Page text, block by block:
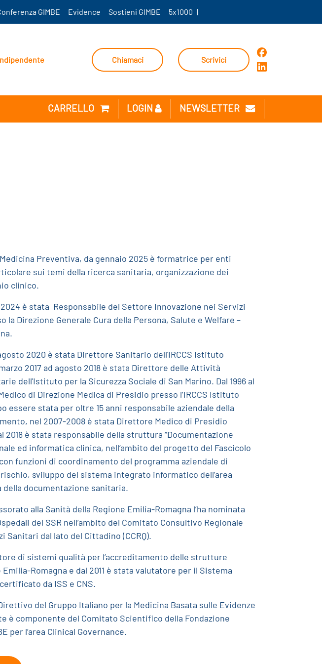
GIMBE Evidence Sostieni GIMBE 5x1000 |
Chiamaci Scrivici
CARRELLO LOGIN NEWSLETTER
Preventiva, da gennaio 2025 è formatrice per enti
sui temi della ricerca sanitaria, organizzazione dei
clinico.
2024 è stata Responsabile del Settore Innovazione nei Servizi
la Direzione Generale Cura della Persona, Salute e Welfare –
2020 è stata Direttore Sanitario dell'IRCCS Istituto
2017 ad agosto 2018 è stata Direttore delle Attività
dell'Istituto per la Sicurezza Sociale di San Marino. Dal 1996 al
di Direzione Medica di Presidio presso l’IRCCS Istituto
essere stata per oltre 15 anni responsabile aziendale della
nel 2007-2008 è stata Direttore Medico di Presidio
2018 è stata responsabile della struttura “Documentazione
ed informatica clinica, nell’ambito del progetto del Fascicolo
funzioni di coordinamento del programma aziendale di
sviluppo del sistema integrato informatico dell’area
della documentazione sanitaria.
alla Sanità della Regione Emilia-Romagna l’ha nominata
del SSR nell’ambito del Comitato Consultivo Regionale
Sanitari dal lato del Cittadino (CCRQ).
di sistemi qualità per l’accreditamento delle strutture
Romagna e dal 2011 è stata valutatore per il Sistema
da ISS e CNS.
del Gruppo Italiano per la Medicina Basata sulle Evidenze
è componente del Comitato Scientifico della Fondazione
per l’area Clinical Governance.